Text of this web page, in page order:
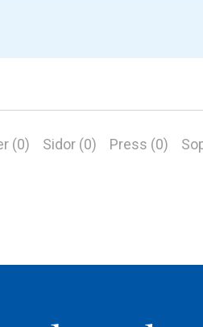
(0) Sidor (0) Press (0)